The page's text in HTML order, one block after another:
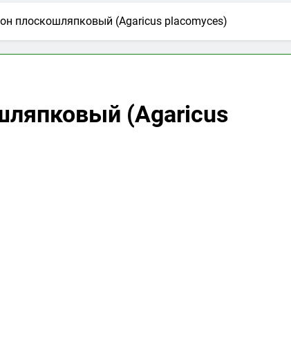
плоскошляпковый (Agaricus placomyces)
(Agaricus